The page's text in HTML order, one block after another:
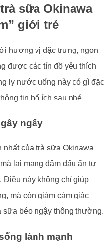
sữa Okinawa
giới trẻ
hương vị đặc trưng, ngon
được các tín đồ yêu thích
ly nước uống này có gì đặc
tin bổ ích sau nhé.
ngấy
nhất của trà sữa Okinawa
lại mang đậm dấu ấn tự
Điều này không chỉ giúp
mà còn giảm cảm giác
sữa béo ngậy thông thường.
lành mạnh